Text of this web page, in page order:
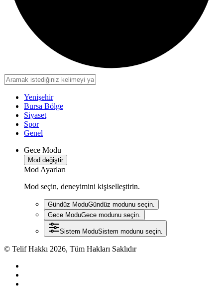
Yenişehir
Bursa Bölge
Siyaset
Spor
Genel
Gece Modu
Mod değiştir
Mod Ayarları
Mod seçin, deneyimini kişiselleştirin.
Gündüz ModuGündüz modunu seçin.
Gece ModuGece modunu seçin.
Sistem ModuSistem modunu seçin.
© Telif Hakkı 2026, Tüm Hakları Saklıdır